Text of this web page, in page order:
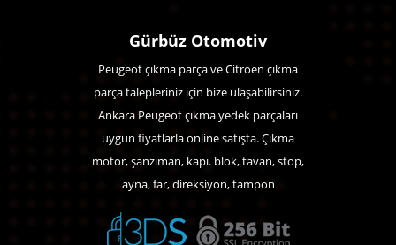
Gürbüz Otomotiv
Peugeot çıkma parça ve Citroen çıkma
parça talepleriniz için bize ulaşabilirsiniz.
Ankara Peugeot çıkma yedek parçaları
uygun fiyatlarla online satışta. Çıkma
motor, şanzıman, kapı. blok, tavan, stop,
ayna, far, direksiyon, tampon